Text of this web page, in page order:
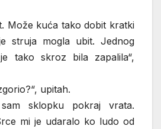
Može kuća tako dobit kratki
struja mogla ubit. Jednog
tako skroz bila zapalila“,
upitah.
sam sklopku pokraj vrata.
mi je udaralo ko ludo od